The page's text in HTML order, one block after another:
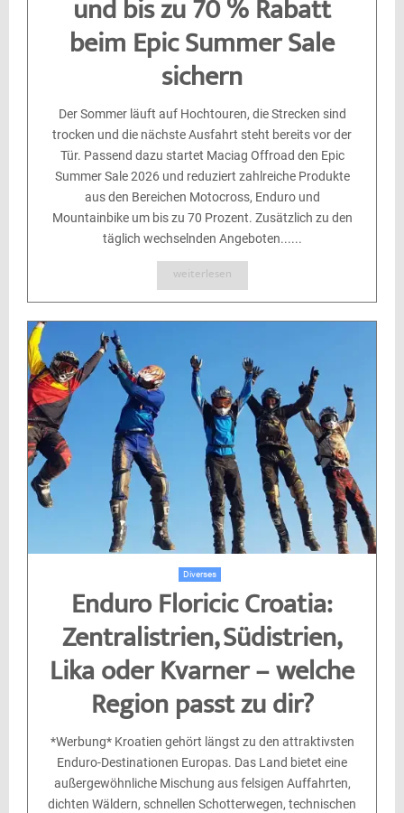
und bis zu 70 % Rabatt
beim Epic Summer Sale
sichern
Der Sommer läuft auf Hochtouren, die Strecken sind
trocken und die nächste Ausfahrt steht bereits vor der
Tür. Passend dazu startet Maciag Offroad den Epic
Summer Sale 2026 und reduziert zahlreiche Produkte
aus den Bereichen Motocross, Enduro und
Mountainbike um bis zu 70 Prozent. Zusätzlich zu den
täglich wechselnden Angeboten......
weiterlesen
Diverses
Enduro Floricic Croatia:
Zentralistrien, Südistrien,
Lika oder Kvarner – welche
Region passt zu dir?
*Werbung* Kroatien gehört längst zu den attraktivsten
Enduro-Destinationen Europas. Das Land bietet eine
außergewöhnliche Mischung aus felsigen Auffahrten,
dichten Wäldern, schnellen Schotterwegen, technischen